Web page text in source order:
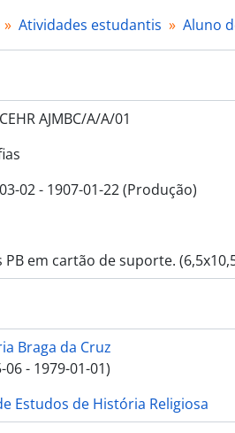
[?]-[?] - 1964-05-11
1907-08-03 - 1978-06-19
1921-[?]-[?] - 1975-[?]-[?]
07-[?]
[s.d.]
Atividades estudantis Aluno
AJMBC/A/A/01
02 - 1907-01-22 (Produção)
PB em cartão de suporte.
Braga da Cruz
06 - 1979-01-01)
Estudos de História Religiosa